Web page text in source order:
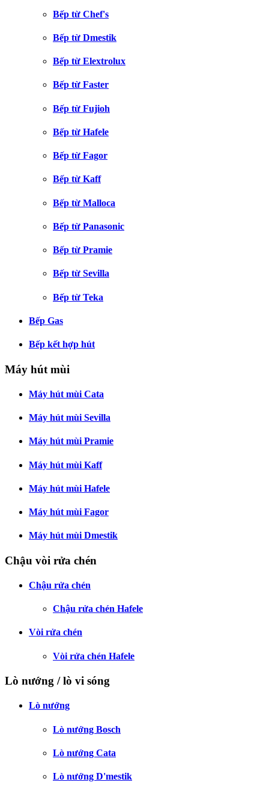
Bếp từ Chef's
Bếp từ Dmestik
Bếp từ Elextrolux
Bếp từ Faster
Bếp từ Fujioh
Bếp từ Hafele
Bếp từ Fagor
Bếp từ Kaff
Bếp từ Malloca
Bếp từ Panasonic
Bếp từ Pramie
Bếp từ Sevilla
Bếp từ Teka
Bếp Gas
Bếp kết hợp hút
Máy hút mùi
Máy hút mùi Cata
Máy hút mùi Sevilla
Máy hút mùi Pramie
Máy hút mùi Kaff
Máy hút mùi Hafele
Máy hút mùi Fagor
Máy hút mùi Dmestik
Chậu vòi rửa chén
Chậu rửa chén
Chậu rửa chén Hafele
Vòi rửa chén
Vòi rửa chén Hafele
Lò nướng / lò vi sóng
Lò nướng
Lò nướng Bosch
Lò nướng Cata
Lò nướng D'mestik